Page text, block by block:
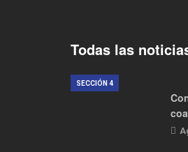
Todas las
SECCIÓN 4